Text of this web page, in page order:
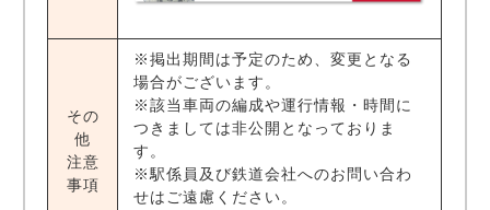
その
他
注意
事項
※掲出期間は予定のため、変更となる
場合がございます。
※該当車両の編成や運行情報・時間に
つきましては非公開となっておりま
す。
※駅係員及び鉄道会社へのお問い合わ
せはご遠慮ください。